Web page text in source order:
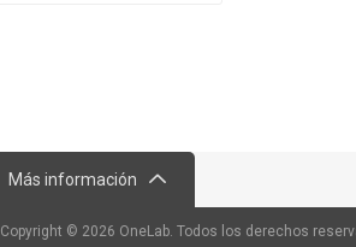
Más información
Copyright © 2026 OneLab. Todos los derechos